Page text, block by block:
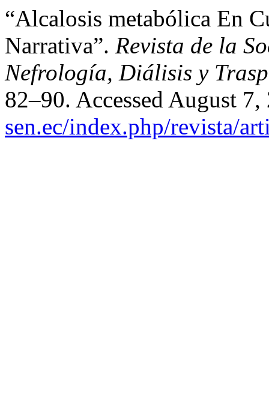
“Alcalosis metabólica En
Narrativa”. Revista de la
Nefrología, Diálisis y
82–90. Accessed August
sen.ec/index.php/revista/